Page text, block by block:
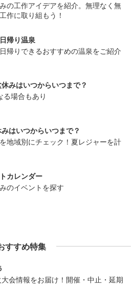
の工作アイデアを紹介。無理なく無
作に取り組もう！
帰り温泉
帰りできるおすすめの温泉をご紹介
みはいつからいつまで？
る場合もあり
はいつからいつまで？
地域別にチェック！夏レジャーを計
カレンダー
のイベントを探す
すすめ特集
会情報をお届け！開催・中止・延期